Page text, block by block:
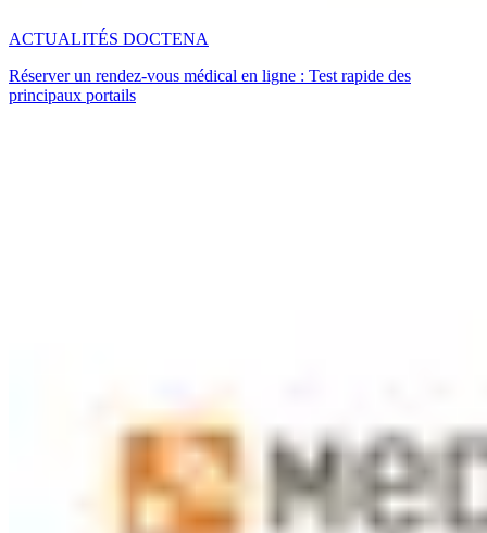
ACTUALITÉS DOCTENA
Réserver un rendez-vous médical en ligne : Test rapide des
principaux portails